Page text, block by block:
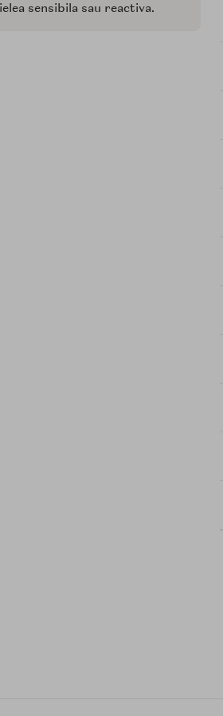
sensibila sau reactiva.